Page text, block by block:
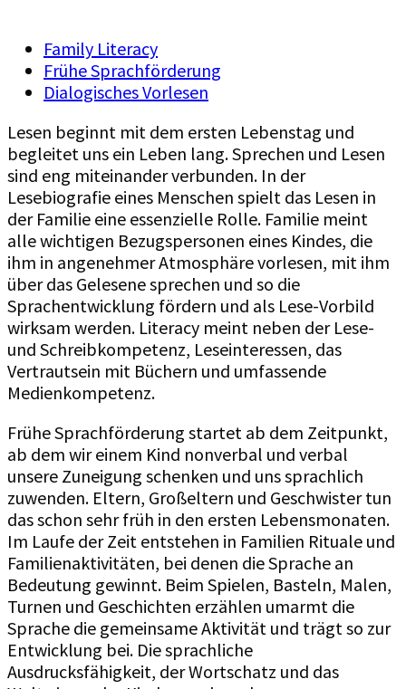
Family Literacy
Frühe Sprachförderung
Dialogisches Vorlesen
Lesen beginnt mit dem ersten Lebenstag und
begleitet uns ein Leben lang. Sprechen und Lesen
sind eng miteinander verbunden. In der
Lesebiografie eines Menschen spielt das Lesen in
der Familie eine essenzielle Rolle. Familie meint
alle wichtigen Bezugspersonen eines Kindes, die
ihm in angenehmer Atmosphäre vorlesen, mit ihm
über das Gelesene sprechen und so die
Sprachentwicklung fördern und als Lese-Vorbild
wirksam werden. Literacy meint neben der Lese-
und Schreibkompetenz, Leseinteressen, das
Vertrautsein mit Büchern und umfassende
Medienkompetenz.
Frühe Sprachförderung startet ab dem Zeitpunkt,
ab dem wir einem Kind nonverbal und verbal
unsere Zuneigung schenken und uns sprachlich
zuwenden. Eltern, Großeltern und Geschwister tun
das schon sehr früh in den ersten Lebensmonaten.
Im Laufe der Zeit entstehen in Familien Rituale und
Familienaktivitäten, bei denen die Sprache an
Bedeutung gewinnt. Beim Spielen, Basteln, Malen,
Turnen und Geschichten erzählen umarmt die
Sprache die gemeinsame Aktivität und trägt so zur
Entwicklung bei. Die sprachliche
Ausdrucksfähigkeit, der Wortschatz und das